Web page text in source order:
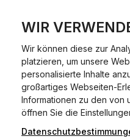
WIR
Wir können diese zur
platzieren, um unsere
personalisierte Inhalte
großartiges Webseiten-
Informationen zu den von
öffnen Sie die
Fast alle Vorgänge sind
Abmeldungen für
01.01.2015.
Was ist Online Kfz-
Ein Internetverfahren, mit
ummelden oder abmelden
Dokumentprüfung und
Welche Vorteile gibt
Zeitersparnis, flexible